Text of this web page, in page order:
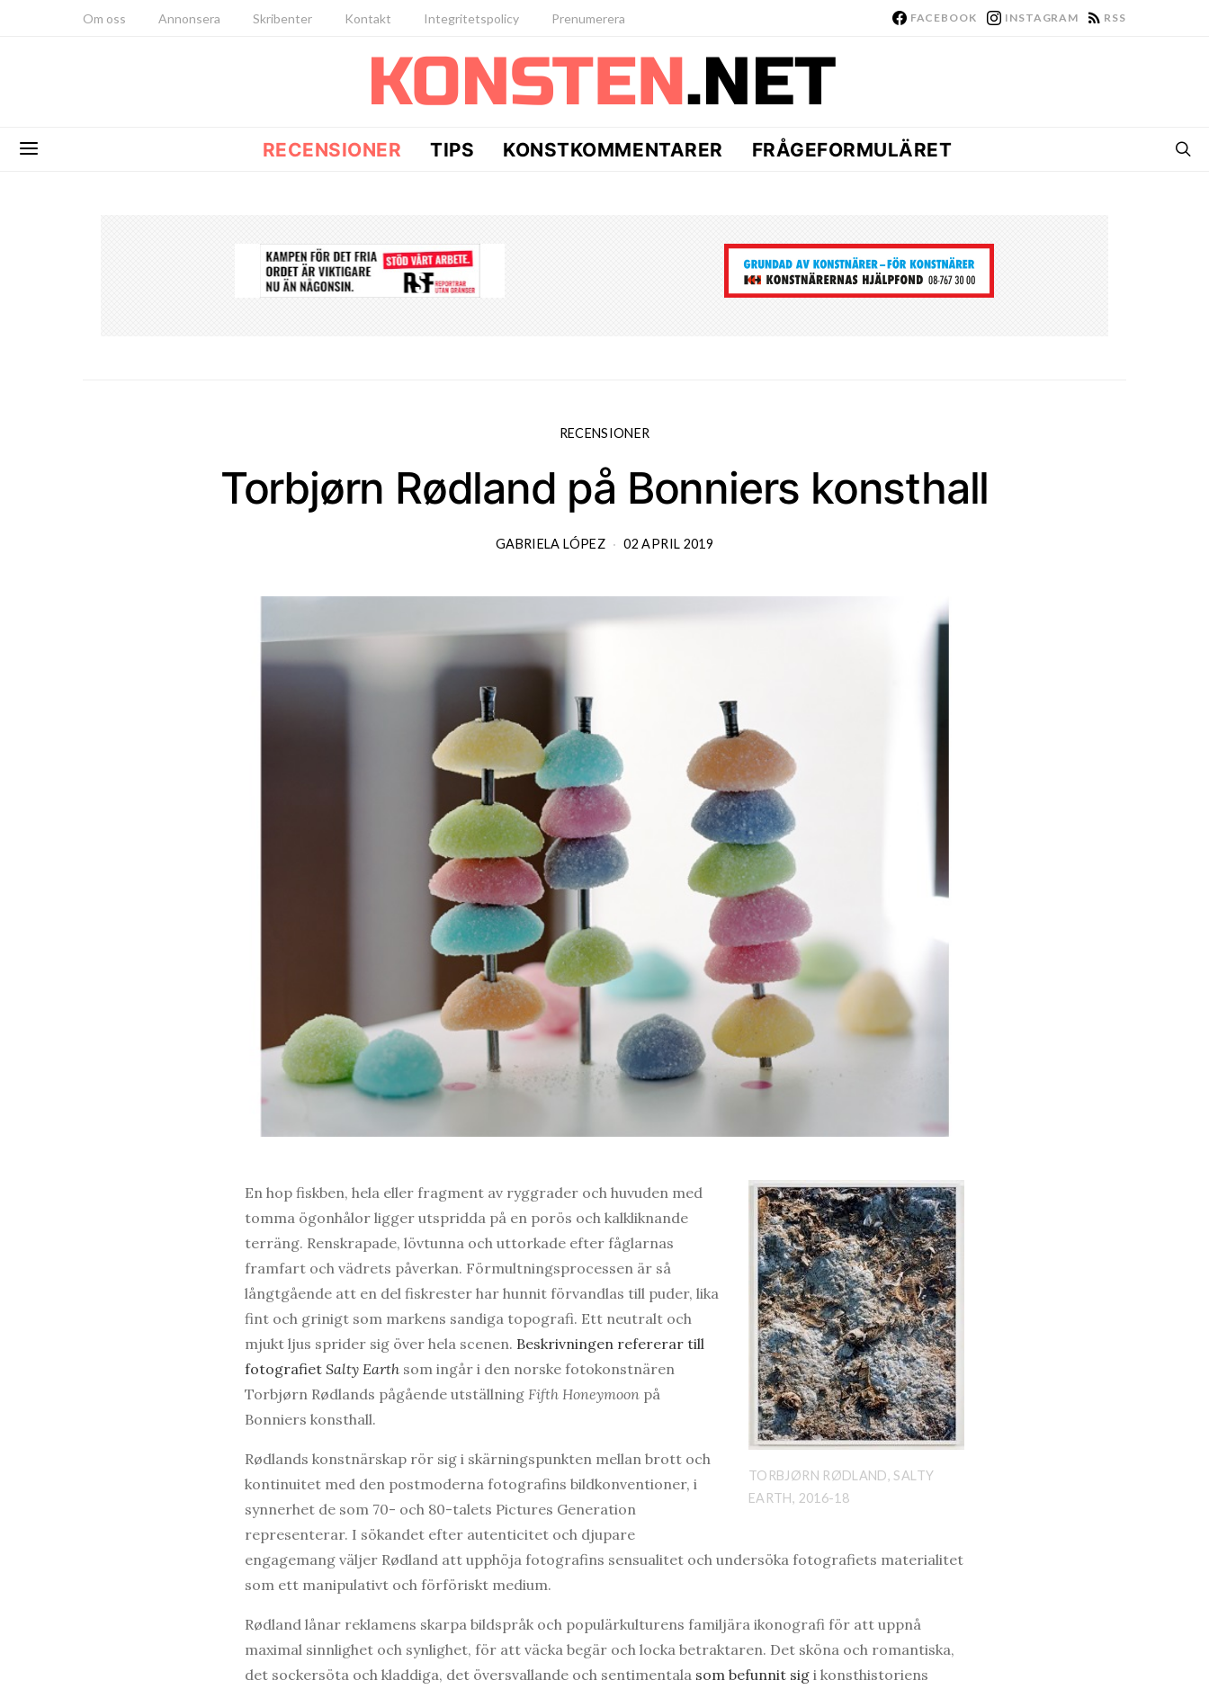
Om oss Annonsera Skribenter Kontakt Integritetspolicy Prenumerera FACEBOOK INSTAGRAM RSS
RECENSIONER TIPS KONSTKOMMENTARER FRÅGEFORMULÄRET
RECENSIONER
Torbjørn Rødland på Bonniers konsthall
GABRIELA LÓPEZ 02 APRIL 2019
TORBJØRN RØDLAND, SALTY
EARTH, 2016-18
En hop fiskben, hela eller fragment av ryggrader och huvuden med
tomma ögonhålor ligger utspridda på en porös och kalkliknande
terräng. Renskrapade, lövtunna och uttorkade efter fåglarnas
framfart och vädrets påverkan. Förmultningsprocessen är så
långtgående att en del fiskrester har hunnit förvandlas till puder, lika
fint och grinigt som markens sandiga topografi. Ett neutralt och
mjukt ljus sprider sig över hela scenen. Beskrivningen refererar till
fotografiet Salty Earth som ingår i den norske fotokonstnären
Torbjørn Rødlands pågående utställning Fifth Honeymoon på
Bonniers konsthall.
Rødlands konstnärskap rör sig i skärningspunkten mellan brott och
kontinuitet med den postmoderna fotografins bildkonventioner, i
synnerhet de som 70- och 80-talets Pictures Generation
representerar. I sökandet efter autenticitet och djupare
engagemang väljer Rødland att upphöja fotografins sensualitet och undersöka fotografiets materialitet
som ett manipulativt och förföriskt medium.
Rødland lånar reklamens skarpa bildspråk och populärkulturens familjära ikonografi för att uppnå
maximal sinnlighet och synlighet, för att väcka begär och locka betraktaren. Det sköna och romantiska,
det sockersöta och kladdiga, det översvallande och sentimentala som befunnit sig i konsthistoriens